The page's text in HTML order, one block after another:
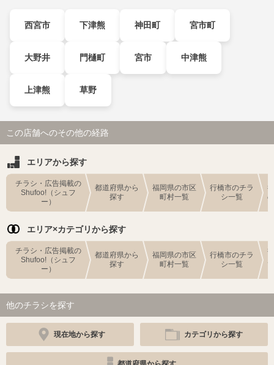
西宮市 下津熊 神田町 宮市町
大野井 門樋町 宮市 中津熊
上津熊 草野
この店舗へのその他の経路
エリアから探す
チラシ・広告掲載の
Shufoo!（シュフ
ー）
都道府県から
探す
福岡県の市区
町村一覧
行橋市のチラ
シ一覧
エリア×カテゴリから探す
チラシ・広告掲載の
Shufoo!（シュフ
ー）
都道府県から
探す
福岡県の市区
町村一覧
行橋市のチラ
シ一覧
他のチラシを探す
現在地から探す カテゴリから探す